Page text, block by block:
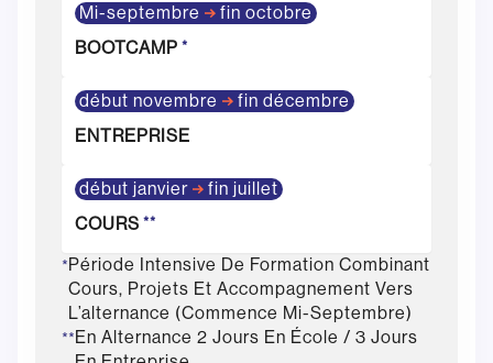
Mi-septembre
fin octobre
BOOTCAMP *
début novembre
fin décembre
ENTREPRISE
début janvier
fin juillet
COURS **
*Période Intensive De Formation Combinant
Cours, Projets Et Accompagnement Vers
L’alternance (commence Mi-Septembre)
**En Alternance 2 Jours En École / 3 Jours